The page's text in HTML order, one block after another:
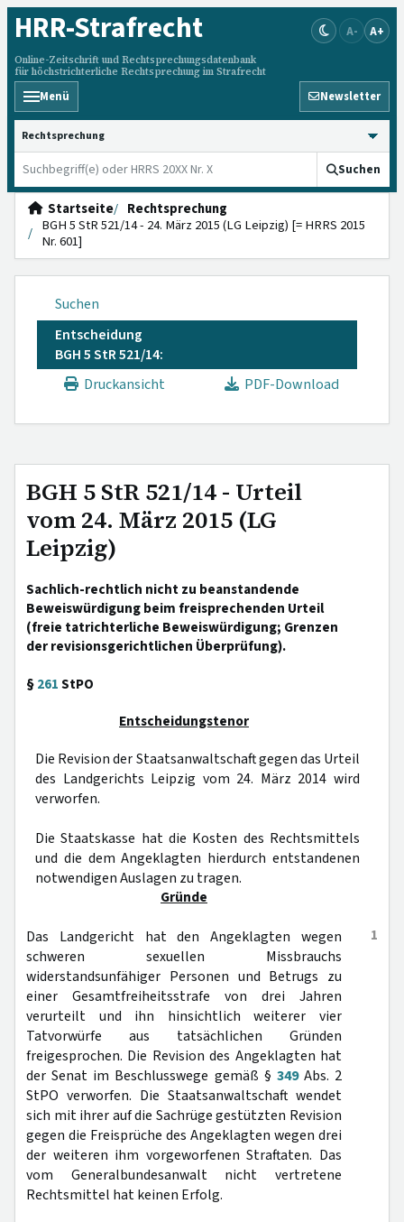
HRR-Strafrecht
Online-Zeitschrift und Rechtsprechungsdatenbank
für höchstrichterliche Rechtsprechung im Strafrecht
A- A+
Menü Newsletter
HRRS durchsuchen
Suchen
Startseite
Rechtsprechung
BGH 5 StR 521/14 - 24. März 2015 (LG Leipzig) [= HRRS 2015
Nr. 601]
Suchen
Entscheidung
BGH 5 StR 521/14:
Druckansicht
PDF-Download
BGH 5 StR 521/14 - Urteil
vom 24. März 2015 (LG
Leipzig)
Sachlich-rechtlich nicht zu beanstandende
Beweiswürdigung beim freisprechenden Urteil
(freie tatrichterliche Beweiswürdigung; Grenzen
der revisionsgerichtlichen Überprüfung).
§261StPO
Entscheidungstenor
Die Revision der Staatsanwaltschaft gegen das Urteil
des Landgerichts Leipzig vom 24. März 2014 wird
verworfen.
Die Staatskasse hat die Kosten des Rechtsmittels
und die dem Angeklagten hierdurch entstandenen
notwendigen Auslagen zu tragen.
Gründe
1
Das Landgericht hat den Angeklagten wegen
schweren sexuellen Missbrauchs
widerstandsunfähiger Personen und Betrugs zu
einer Gesamtfreiheitsstrafe von drei Jahren
verurteilt und ihn hinsichtlich weiterer vier
Tatvorwürfe aus tatsächlichen Gründen
freigesprochen. Die Revision des Angeklagten hat
der Senat im Beschlusswege gemäß § 349Abs. 2
StPO verworfen. Die Staatsanwaltschaft wendet
sich mit ihrer auf die Sachrüge gestützten Revision
gegen die Freisprüche des Angeklagten wegen drei
der weiteren ihm vorgeworfenen Straftaten. Das
vom Generalbundesanwalt nicht vertretene
Rechtsmittel hat keinen Erfolg.